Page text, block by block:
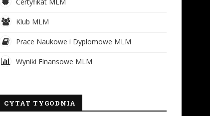
Klub MLM
Prace Naukowe i Dyplomowe MLM
Wyniki Finansowe MLM
CYTAT TYGODNIA